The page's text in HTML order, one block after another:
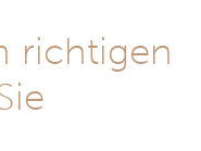
richtigen